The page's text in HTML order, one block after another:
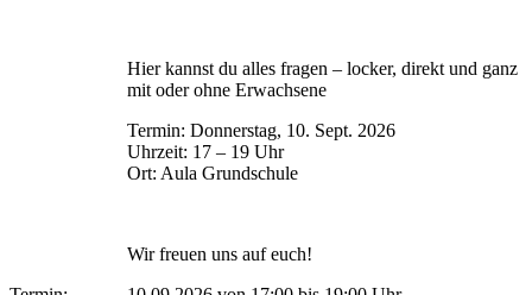
Hier kannst du alles fragen – locker, direkt und ganz
mit oder ohne Erwachsene
Termin: Donnerstag, 10. Sept. 2026
Uhrzeit: 17 – 19 Uhr
Ort: Aula Grundschule
Wir freuen uns auf euch!